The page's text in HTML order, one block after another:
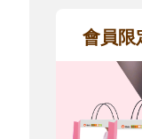
會員限